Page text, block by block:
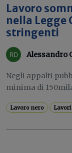
Lavoro
nella Legge
stringenti
Alessandro
Negli appalti
minima di
Lavoro nero